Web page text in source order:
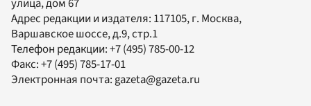
улица, дом 67
Адрес редакции и издателя: 117105, г. Москва,
Варшавское шоссе, д.9, стр.1
Телефон редакции:+7 (495) 785-00-12
Факс:+7 (495) 785-17-01
Электронная почта:gazeta@gazeta.ru